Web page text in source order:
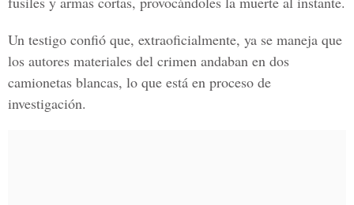
Un testigo confió que, extraoficialmente, ya se maneja que
los autores materiales del crimen andaban en dos
camionetas blancas, lo que está en proceso de
investigación.